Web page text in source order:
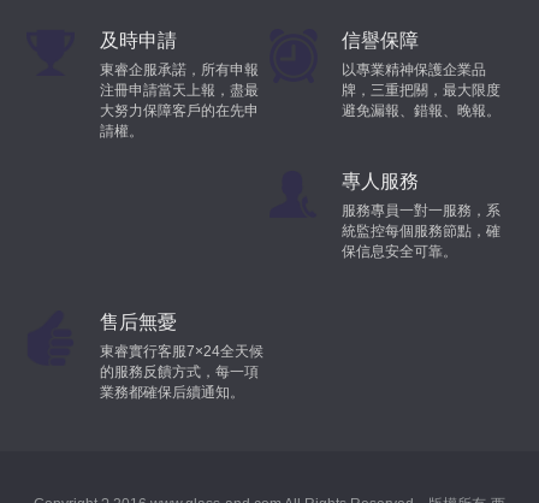
住房和城鄉建設部辦公廳關于《建筑工程建筑面積計算標準（征
求意見稿）》公開征求意見的通知 為統一規范建筑工程建筑
面積計算方法，我部組織對《建筑工程建筑面積計算規范》
(GB/T 50353-2013)進行了修訂，并按照工程建設標準化改革要
開征求意見，有關單位和個人可于2022年11月30日前通過以下
住房和城鄉建設部辦公廳關于國家標準《地鐵車輛通用技術條件
（修訂征求意見稿）》公開征求意見的通知 根據《國家標準
及時申請
東睿企服承諾，所有申報
注冊申請當天上報，盡最
大努力保障客戶的在先申
請權。
信譽保障
以專業精神保護企業品
牌，三重把關，最大限度
避免漏報、錯報、晚報。
專人服務
服務專員一對一服務，系
統監控每個服務節點，確
保信息安全可靠。
售后無憂
東睿實行客服7×24全天候
的服務反饋方式，每一項
業務都確保后續通知。